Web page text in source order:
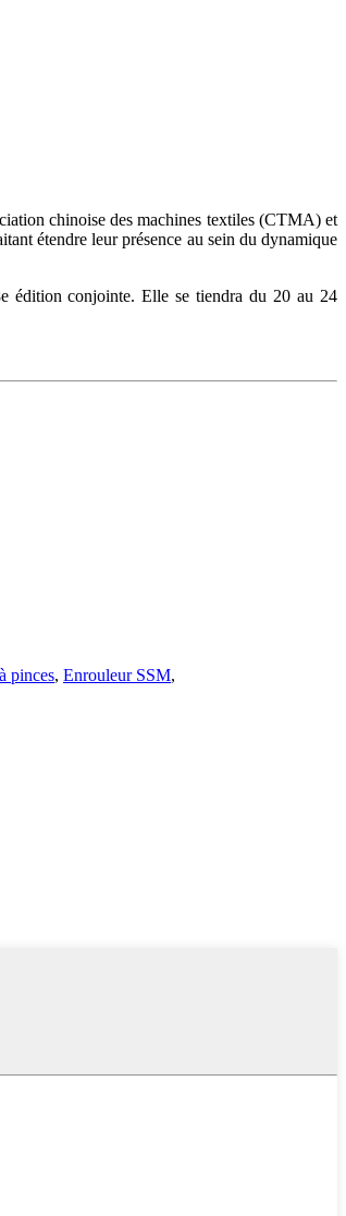
chinoise des machines textiles (CTMA) et
étendre leur présence au sein du dynamique
édition conjointe. Elle se tiendra du 20 au 24
pinces, Enrouleur SSM,